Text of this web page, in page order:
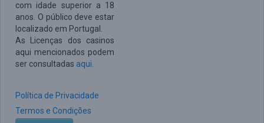
com idade superior a 18
anos. O público deve estar
localizado em Portugal.
As Licenças dos casinos
aqui mencionados podem
ser consultadas aqui
Política de Privacidade
Termos e Condições